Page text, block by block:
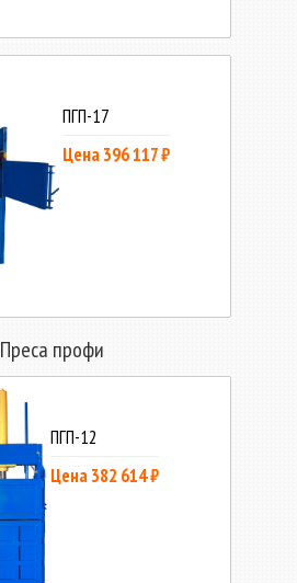
ПГП-17
Цена 396 117 ₽
Преса профи
ПГП-12
Цена 382 614 ₽